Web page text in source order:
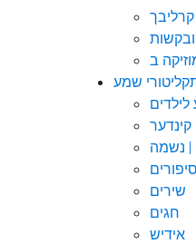
ובקשות
שמע
קינדער
| נשמה
סיפורים
שירים
חגים
אידיש